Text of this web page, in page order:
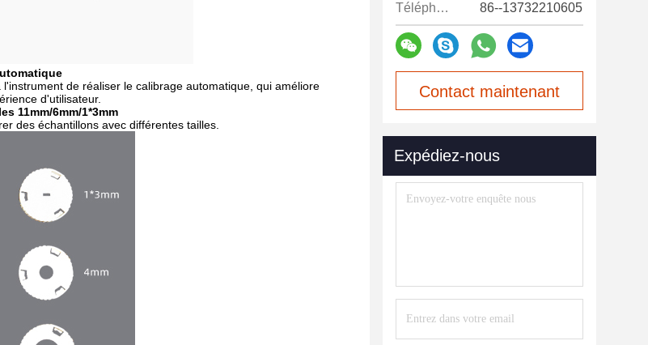
de réaliser le calibrage automatique, qui améliore
d'utilisateur.
11mm/6mm/1*3mm
des échantillons avec différentes tailles.
Téléphone: 86--13732210605
Contact maintenant
Expédiez-nous